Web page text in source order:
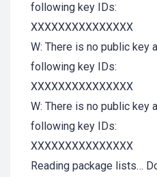
following key IDs:
XXXXXXXXXXXXXXX
W: There is no public key
following key IDs:
XXXXXXXXXXXXXXX
W: There is no public key
following key IDs:
XXXXXXXXXXXXXXX
Reading package lists…